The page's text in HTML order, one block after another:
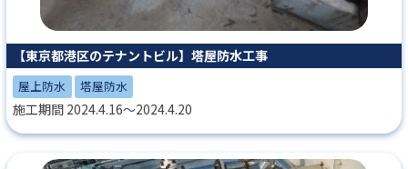
【東京都港区のテナントビル】塔屋防水工事
屋上防水 塔屋防水
施工期間 2024.4.16～2024.4.20